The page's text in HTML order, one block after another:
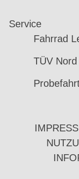
Service
Fahrrad
TÜV